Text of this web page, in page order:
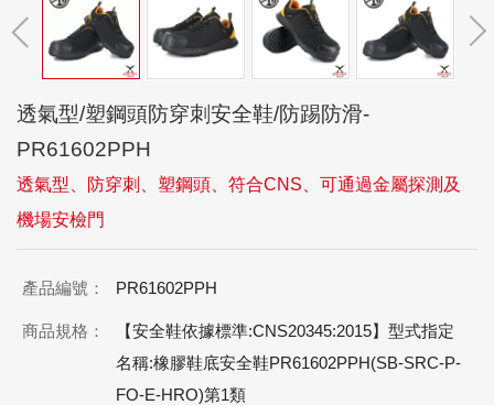
透氣型/塑鋼頭防穿刺安全鞋/防踢防滑-
PR61602PPH
透氣型、防穿刺、塑鋼頭、符合CNS、可通過金屬探測及
機場安檢門
產品編號： PR61602PPH
商品規格：
【安全鞋依據標準:CNS20345:2015】型式指定
名稱:橡膠鞋底安全鞋PR61602PPH(SB-SRC-P-
FO-E-HRO)第1類